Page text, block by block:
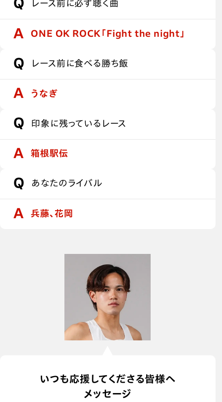
レース前に必ず聴く曲
ONE OK ROCK「Fight the night」
レース前に食べる勝ち飯
うなぎ
印象に残っているレース
箱根駅伝
あなたのライバル
兵藤、花岡
いつも応援してくださる皆様へ
メッセージ